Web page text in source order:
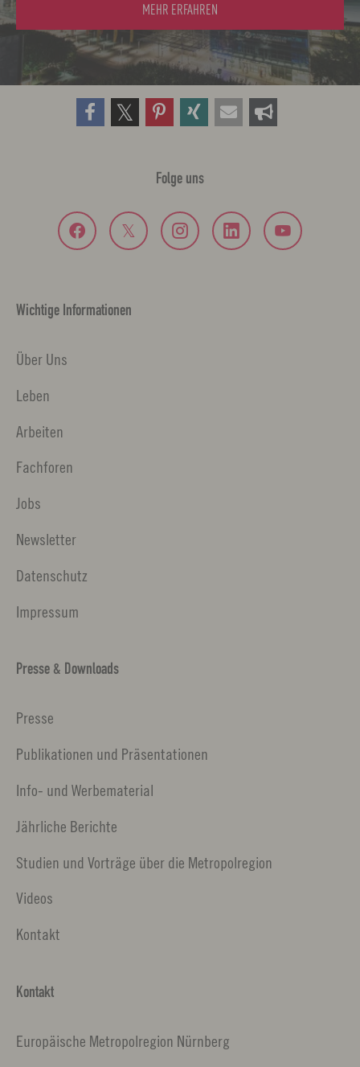
MEHR ERFAHREN
Folge uns
Wichtige Informationen
Über Uns
Leben
Arbeiten
Fachforen
Jobs
Newsletter
Datenschutz
Impressum
Presse & Downloads
Presse
Publikationen und Präsentationen
Info- und Werbematerial
Jährliche Berichte
Studien und Vorträge über die Metropolregion
Videos
Kontakt
Kontakt
Europäische Metropolregion Nürnberg